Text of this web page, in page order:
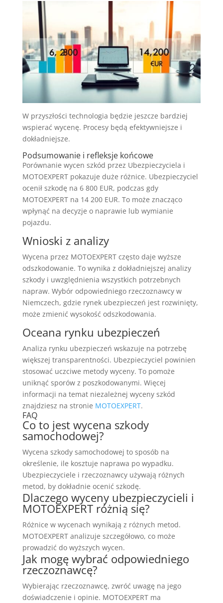
W przyszłości technologia będzie jeszcze bardziej
wspierać wycenę. Procesy będą efektywniejsze i
dokładniejsze.
Podsumowanie i refleksje końcowe
Porównanie wycen szkód przez Ubezpieczyciela i
MOTOEXPERT pokazuje duże różnice. Ubezpieczyciel
ocenił szkodę na 6 800 EUR, podczas gdy
MOTOEXPERT na 14 200 EUR. To może znacząco
wpłynąć na decyzje o naprawie lub wymianie
pojazdu.
Wnioski z analizy
Wycena przez MOTOEXPERT często daje wyższe
odszkodowanie. To wynika z dokładniejszej analizy
szkody i uwzględnienia wszystkich potrzebnych
napraw. Wybór odpowiedniego rzeczoznawcy w
Niemczech, gdzie rynek ubezpieczeń jest rozwinięty,
może zmienić wysokość odszkodowania.
Oceana rynku ubezpieczeń
Analiza rynku ubezpieczeń wskazuje na potrzebę
większej transparentności. Ubezpieczyciel powinien
stosować uczciwe metody wyceny. To pomoże
uniknąć sporów z poszkodowanymi. Więcej
informacji na temat niezależnej wyceny szkód
znajdziesz na stronie MOTOEXPERT.
FAQ
Co to jest wycena szkody
samochodowej?
Wycena szkody samochodowej to sposób na
określenie, ile kosztuje naprawa po wypadku.
Ubezpieczyciele i rzeczoznawcy używają różnych
metod, by dokładnie ocenić szkodę.
Dlaczego wyceny ubezpieczycieli i
MOTOEXPERT różnią się?
Różnice w wycenach wynikają z różnych metod.
MOTOEXPERT analizuje szczegółowo, co może
prowadzić do wyższych wycen.
Jak mogę wybrać odpowiedniego
rzeczoznawcę?
Wybierając rzeczoznawcę, zwróć uwagę na jego
doświadczenie i opinie. MOTOEXPERT ma